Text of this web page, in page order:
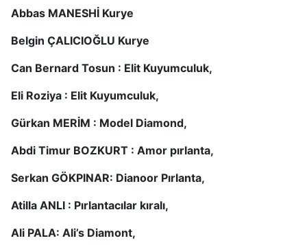
Abbas MANESHİ Kurye
Belgin ÇALICIOĞLU Kurye
Can Bernard Tosun : Elit Kuyumculuk,
Eli Roziya : Elit Kuyumculuk,
Gürkan MERİM : Model Diamond,
Abdi Timur BOZKURT : Amor pırlanta,
Serkan GÖKPINAR: Dianoor Pırlanta,
Atilla ANLI : Pırlantacılar kıralı,
Ali PALA: Ali’s Diamont,